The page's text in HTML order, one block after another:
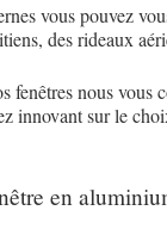
vous pouvez
des rideaux
fenêtres nous vous
innovant sur le
en